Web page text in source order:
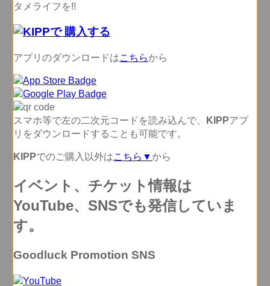
タメライフを!!
アプリのダウンロードはこちらから
スマホ等で左の二次元コードを読み込んで、 KIPPアプ
リをダウンロードすることも可能です。
KIPPでのご購入以外はこちら▼から
イベント、チケット情報は
YouTube、SNSでも発信していま
す。
Goodluck Promotion SNS